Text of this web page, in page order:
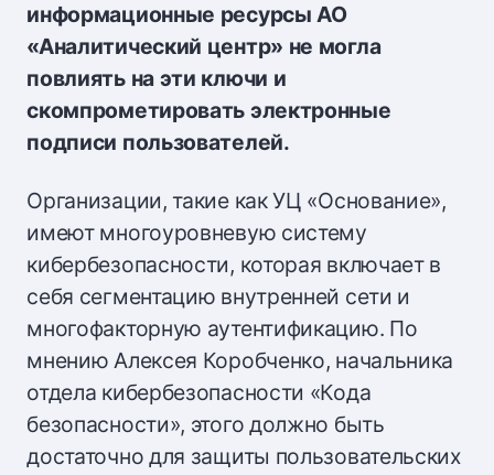
информационные ресурсы АО
«Аналитический центр» не могла
повлиять на эти ключи и
скомпрометировать электронные
подписи пользователей.
Организации, такие как УЦ «Основание»,
имеют многоуровневую систему
кибербезопасности, которая включает в
себя сегментацию внутренней сети и
многофакторную аутентификацию. По
мнению Алексея Коробченко, начальника
отдела кибербезопасности «Кода
безопасности», этого должно быть
достаточно для защиты пользовательских